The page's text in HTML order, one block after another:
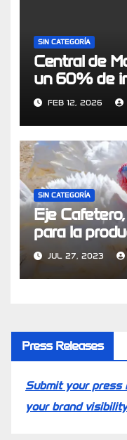
SIN CATEGORÍA
Central de
un 60% de
a través de
circular
FEB 12, 2026
SIN CATEGORÍA
Eje
para la
Colombia
JUL 27, 2023
Press Releases
Submit your press
your brand